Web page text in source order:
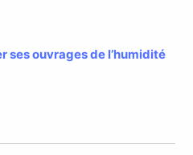
ses ouvrages de l’humidité